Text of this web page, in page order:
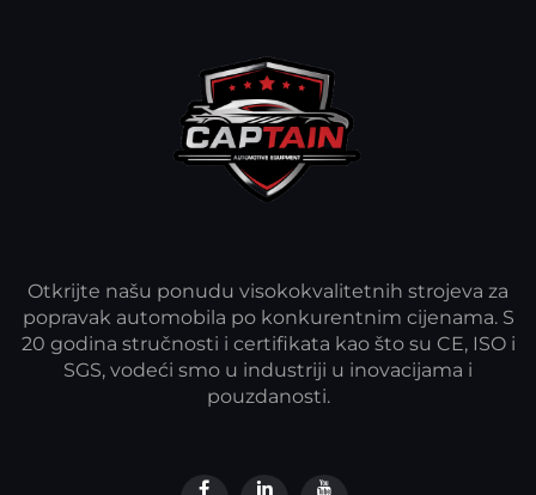
Otkrijte našu ponudu visokokvalitetnih strojeva za
popravak automobila po konkurentnim cijenama. S
20 godina stručnosti i certifikata kao što su CE, ISO i
SGS, vodeći smo u industriji u inovacijama i
pouzdanosti.